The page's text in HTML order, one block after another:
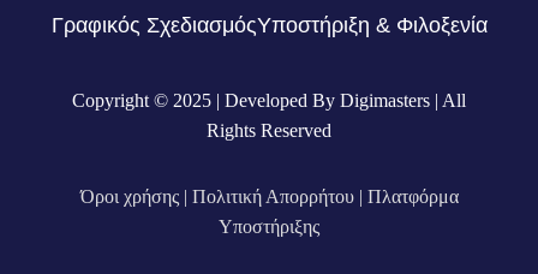
Γραφικός ΣχεδιασμόςΥποστήριξη & Φιλοξενία
Copyright © 2025 | Developed By Digimasters | All
Rights Reserved
Όροι χρήσης| Πολιτική Απορρήτου | Πλατφόρμα
Υποστήριξης